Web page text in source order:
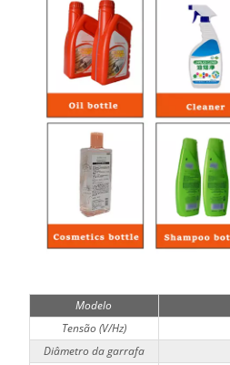
Modelo
Tensão (V/Hz)
Diâmetro da garrafa